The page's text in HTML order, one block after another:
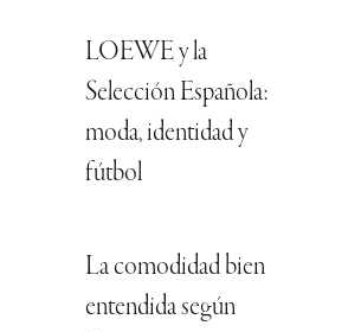
LOEWE y la
Selección Española:
moda, identidad y
fútbol
La comodidad bien
entendida según